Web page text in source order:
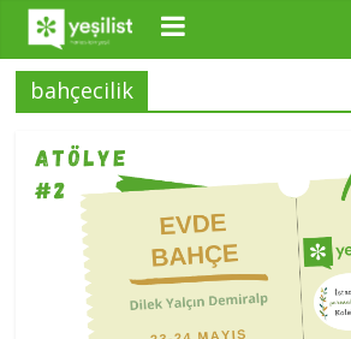
bahçecilik